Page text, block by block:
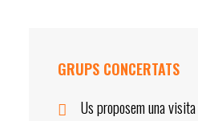
GRUPS CONCERTATS
Us proposem una